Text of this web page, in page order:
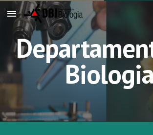
Skip to main content